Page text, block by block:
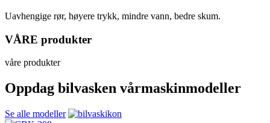
Uavhengige rør, høyere trykk, mindre vann, bedre skum.
VÅRE produkter
våre produkter
Oppdag bilvasken vårmaskinmodeller
Se alle modeller